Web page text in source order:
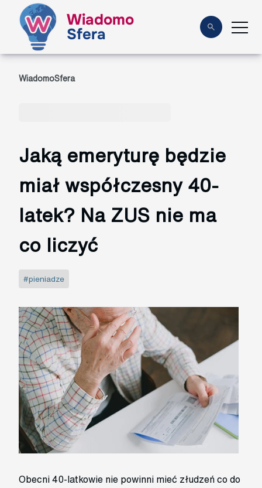
Wiadomo
Sfera
WiadomoSfera
Jaką emeryturę będzie
miał współczesny 40-
latek? Na ZUS nie ma
co liczyć
#pieniadze
Obecni 40-latkowie nie powinni mieć złudzeń co do